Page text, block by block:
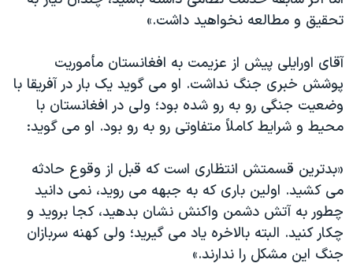
تحقیق و مطالعه نخواهید داشت.»
آقای اورایلی پیش از عزیمت به افغانستان مأموریت
پوشش خبری جنگ نداشت. او می گوید یک بار در آفریقا با
وضعیت جنگی رو به رو شده بود؛ ولی در افغانستان با
محیط و شرایط کاملاً متفاوتی رو به رو بود. او می گوید:
«بدترین قسمتش انتظاری است که قبل از وقوع حادثه
می کشید. اولین باری که به جبهه می روید، نمی دانید
چطور به آتش دشمن واکنش نشان بدهید، کجا بروید و
چکار کنید. البته بالاخره یاد می گیرید؛ ولی کهنه سربازان
جنگ این مشکل را ندارند.»